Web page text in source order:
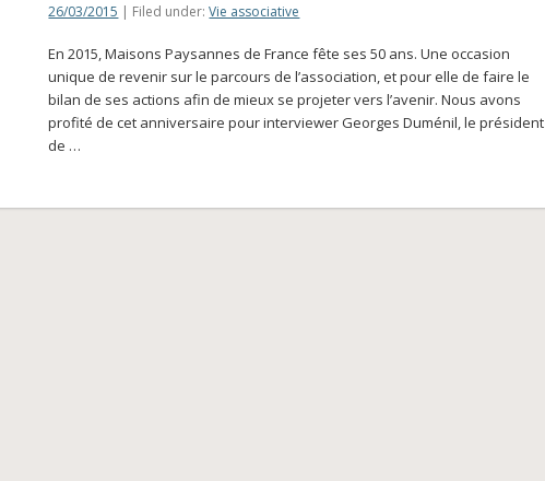
26/03/2015 | Filed under:Vie associative
En 2015, Maisons Paysannes de France fête ses 50 ans. Une occasion
unique de revenir sur le parcours de l’association, et pour elle de faire le
bilan de ses actions afin de mieux se projeter vers l’avenir. Nous avons
profité de cet anniversaire pour interviewer Georges Duménil, le président
de …